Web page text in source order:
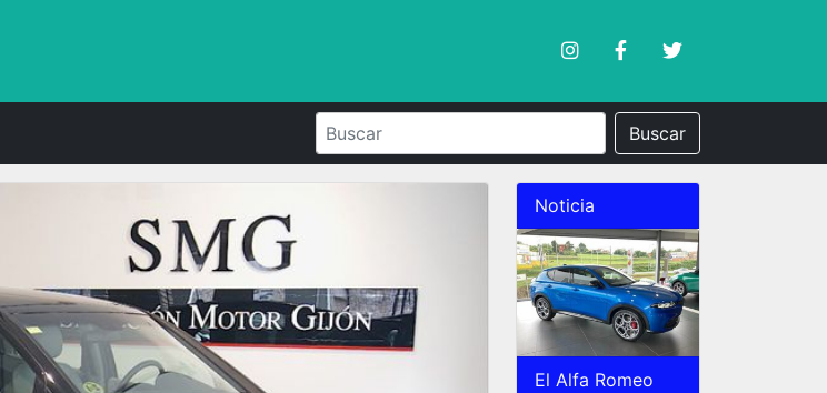
Buscar
Noticia
El Alfa Romeo